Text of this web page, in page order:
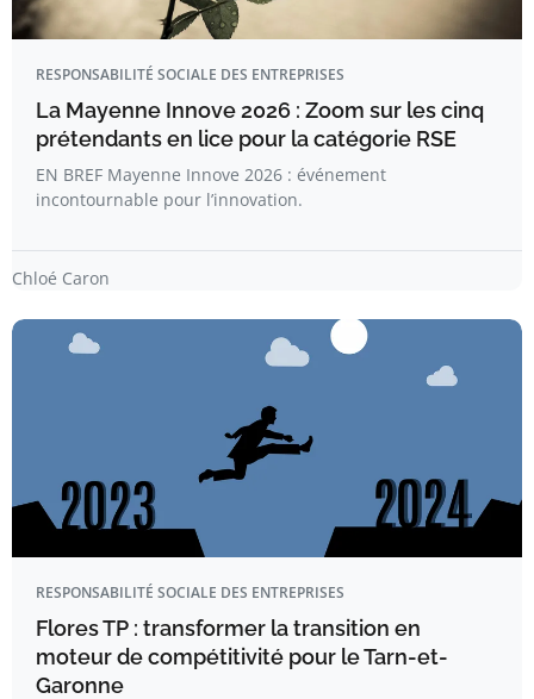
RESPONSABILITÉ SOCIALE DES ENTREPRISES
La Mayenne Innove 2026 : Zoom sur les cinq
prétendants en lice pour la catégorie RSE
EN BREF Mayenne Innove 2026 : événement
incontournable pour l’innovation.
Chloé Caron
RESPONSABILITÉ SOCIALE DES ENTREPRISES
Flores TP : transformer la transition en
moteur de compétitivité pour le Tarn-et-
Garonne